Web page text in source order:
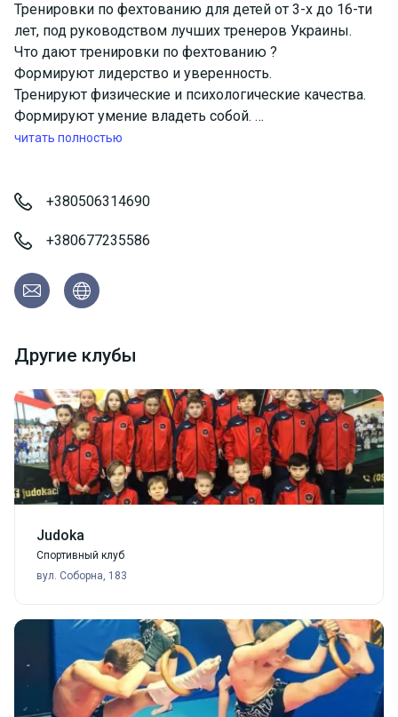
Тренировки по фехтованию для детей от 3-х до 16-ти
лет, под руководством лучших тренеров Украины.
Что дают тренировки по фехтованию ?
Формируют лидерство и уверенность.
Тренируют физические и психологические качества.
Формируют умение владеть собой.
Укрепляют характер.
Тренируют быстроту реакции, ум и логическое
Укрепляют кардиореспираторную и сердечно-
читать полностью
+380506314690
+380677235586
Другие клубы
Judoka
Спортивный клуб
вул. Соборна, 183